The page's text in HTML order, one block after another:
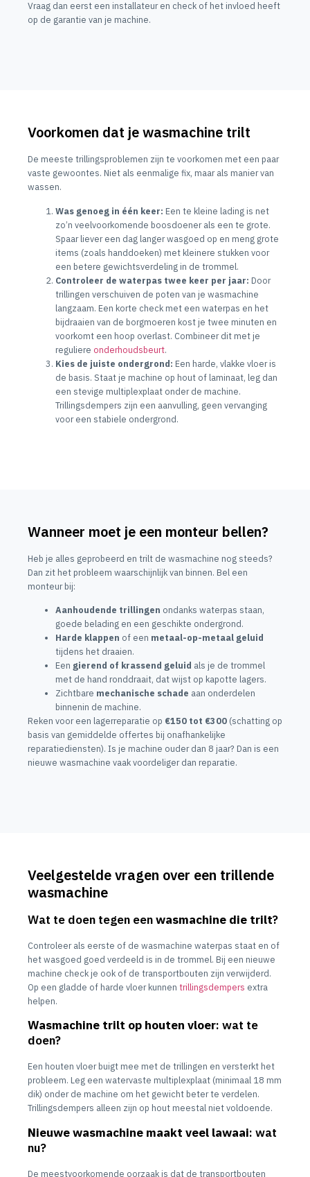
Vraag dan eerst een installateur en check of het invloed heeft
op de garantie van je machine.
Voorkomen dat je wasmachine trilt
De meeste trillingsproblemen zijn te voorkomen met een paar
vaste gewoontes. Niet als eenmalige fix, maar als manier van
wassen.
Was genoeg in één keer: Een te kleine lading is net
zo’n veelvoorkomende boosdoener als een te grote.
Spaar liever een dag langer wasgoed op en meng grote
items (zoals handdoeken) met kleinere stukken voor
een betere gewichtsverdeling in de trommel.
Controleer de waterpas twee keer per jaar: Door
trillingen verschuiven de poten van je wasmachine
langzaam. Een korte check met een waterpas en het
bijdraaien van de borgmoeren kost je twee minuten en
voorkomt een hoop overlast. Combineer dit met je
reguliere onderhoudsbeurt.
Kies de juiste ondergrond: Een harde, vlakke vloer is
de basis. Staat je machine op hout of laminaat, leg dan
een stevige multiplexplaat onder de machine.
Trillingsdempers zijn een aanvulling, geen vervanging
voor een stabiele ondergrond.
Wanneer moet je een monteur bellen?
Heb je alles geprobeerd en trilt de wasmachine nog steeds?
Dan zit het probleem waarschijnlijk van binnen. Bel een
monteur bij:
Aanhoudende trillingen ondanks waterpas staan,
goede belading en een geschikte ondergrond.
Harde klappen of een metaal-op-metaal geluid
tijdens het draaien.
Een gierend of krassend geluid als je de trommel
met de hand ronddraait, dat wijst op kapotte lagers.
Zichtbare mechanische schade aan onderdelen
binnenin de machine.
Reken voor een lagerreparatie op €150 tot €300 (schatting op
basis van gemiddelde offertes bij onafhankelijke
reparatiediensten). Is je machine ouder dan 8 jaar? Dan is een
nieuwe wasmachine vaak voordeliger dan reparatie.
Veelgestelde vragen over een trillende
wasmachine
Wat te doen tegen eenwasmachine die trilt?
Controleer als eerste of de wasmachine waterpas staat en of
het wasgoed goed verdeeld is in de trommel. Bij een nieuwe
machine check je ook of de transportbouten zijn verwijderd.
Op een gladde of harde vloer kunnen trillingsdempers extra
helpen.
Wasmachine trilt op houten vloer: wat te
doen?
Een houten vloer buigt mee met de trillingen en versterkt het
probleem. Leg een watervaste multiplexplaat (minimaal 18 mm
dik) onder de machine om het gewicht beter te verdelen.
Trillingsdempers alleen zijn op hout meestal niet voldoende.
Nieuwe wasmachine maakt veel lawaai: wat
nu?
De meestvoorkomende oorzaak is dat de transportbouten